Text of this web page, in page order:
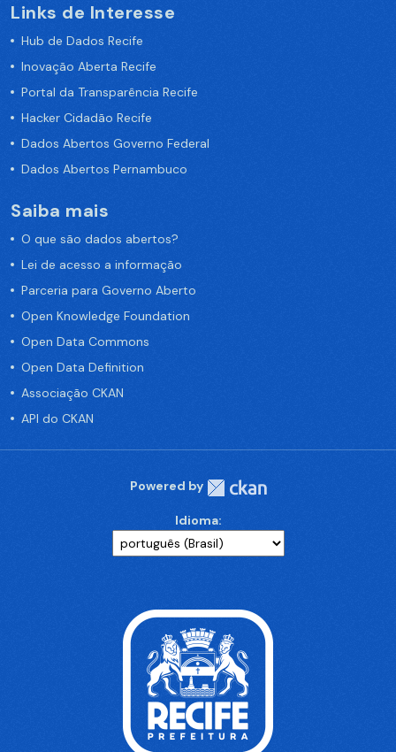
Links de Interesse
Hub de Dados Recife
Inovação Aberta Recife
Portal da Transparência Recife
Hacker Cidadão Recife
Dados Abertos Governo Federal
Dados Abertos Pernambuco
Saiba mais
O que são dados abertos?
Lei de acesso a informação
Parceria para Governo Aberto
Open Knowledge Foundation
Open Data Commons
Open Data Definition
Associação CKAN
API do CKAN
Powered by
Idioma